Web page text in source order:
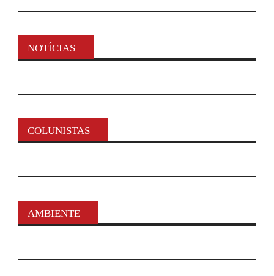
NOTÍCIAS
COLUNISTAS
AMBIENTE